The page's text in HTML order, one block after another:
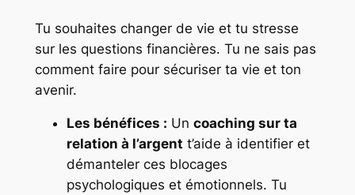
Tu souhaites changer de vie et tu stresse
sur les questions financières. Tu ne sais pas
comment faire pour sécuriser ta vie et ton
avenir.
Les bénéfices : Un coaching sur ta
relation à l’argent t’aide à identifier et
démanteler ces blocages
psychologiques et émotionnels. Tu